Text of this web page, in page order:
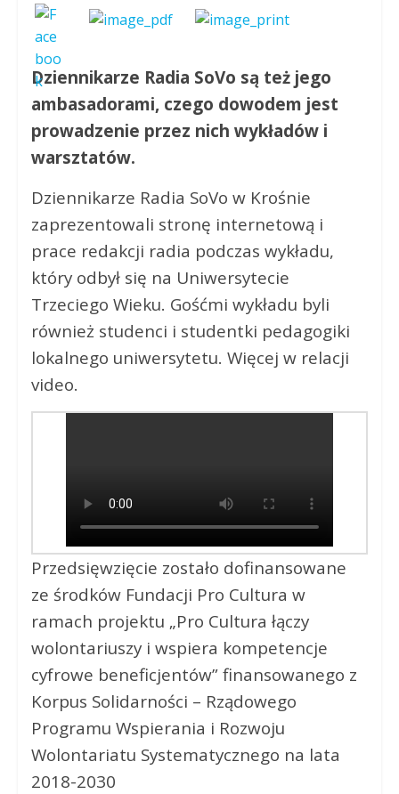
Dziennikarze Radia SoVo są też jego
ambasadorami, czego dowodem jest
prowadzenie przez nich wykładów i
warsztatów.
Dziennikarze Radia SoVo w Krośnie
zaprezentowali stronę internetową i
prace redakcji radia podczas wykładu,
który odbył się na Uniwersytecie
Trzeciego Wieku. Gośćmi wykładu byli
również studenci i studentki pedagogiki
lokalnego uniwersytetu. Więcej w relacji
video.
Przedsięwzięcie zostało dofinansowane
ze środków Fundacji Pro Cultura w
ramach projektu „Pro Cultura łączy
wolontariuszy i wspiera kompetencje
cyfrowe beneficjentów” finansowanego z
Korpus Solidarności – Rządowego
Programu Wspierania i Rozwoju
Wolontariatu Systematycznego na lata
2018-2030